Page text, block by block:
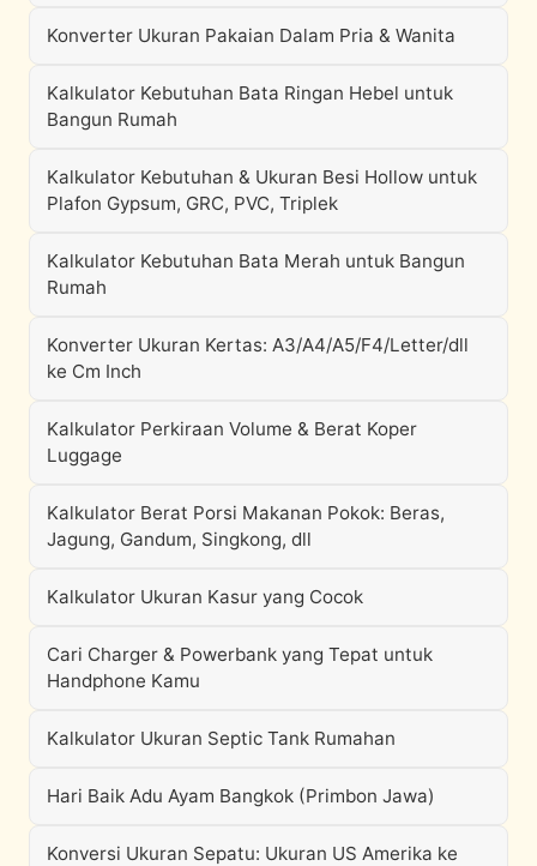
Konverter Ukuran Pakaian Dalam Pria & Wanita
Kalkulator Kebutuhan Bata Ringan Hebel untuk
Bangun Rumah
Kalkulator Kebutuhan & Ukuran Besi Hollow untuk
Plafon Gypsum, GRC, PVC, Triplek
Kalkulator Kebutuhan Bata Merah untuk Bangun
Rumah
Konverter Ukuran Kertas: A3/A4/A5/F4/Letter/dll
ke Cm Inch
Kalkulator Perkiraan Volume & Berat Koper
Luggage
Kalkulator Berat Porsi Makanan Pokok: Beras,
Jagung, Gandum, Singkong, dll
Kalkulator Ukuran Kasur yang Cocok
Cari Charger & Powerbank yang Tepat untuk
Handphone Kamu
Kalkulator Ukuran Septic Tank Rumahan
Hari Baik Adu Ayam Bangkok (Primbon Jawa)
Konversi Ukuran Sepatu: Ukuran US Amerika ke